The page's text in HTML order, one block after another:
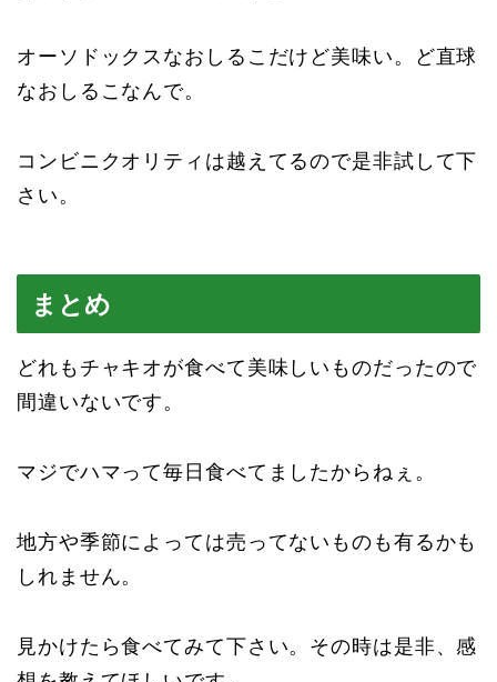
オーソドックスなおしるこだけど美味い。ど直球
なおしるこなんで。
コンビニクオリティは越えてるので是非試して下
さい。
まとめ
どれもチャキオが食べて美味しいものだったので
間違いないです。
マジでハマって毎日食べてましたからねぇ。
地方や季節によっては売ってないものも有るかも
しれません。
見かけたら食べてみて下さい。その時は是非、感